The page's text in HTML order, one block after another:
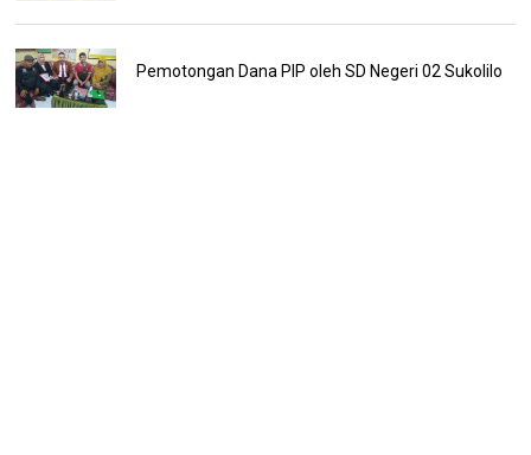
Pemotongan Dana PIP oleh SD Negeri 02 Sukolilo